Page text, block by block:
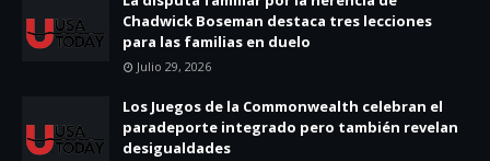
Chadwick Boseman destaca tres lecciones
para las familias en duelo
Julio 29, 2026
Los Juegos de la Commonwealth celebran el
paradeporte integrado pero también revelan
desigualdades